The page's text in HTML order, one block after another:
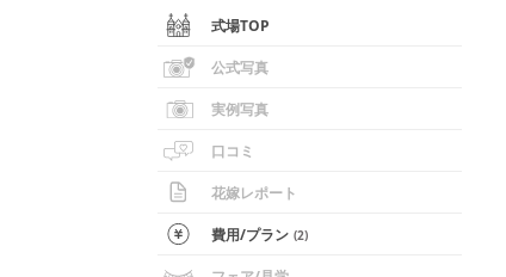
式場TOP
公式写真
実例写真
口コミ
花嫁レポート
費用/プラン (2)